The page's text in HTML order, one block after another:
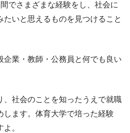
でさまざまな経験をし、社会に
たいと思えるものを見つけること
企業・教師・公務員と何でも良い
、社会のことを知ったうえで就職
します。体育大学で培った経験
。